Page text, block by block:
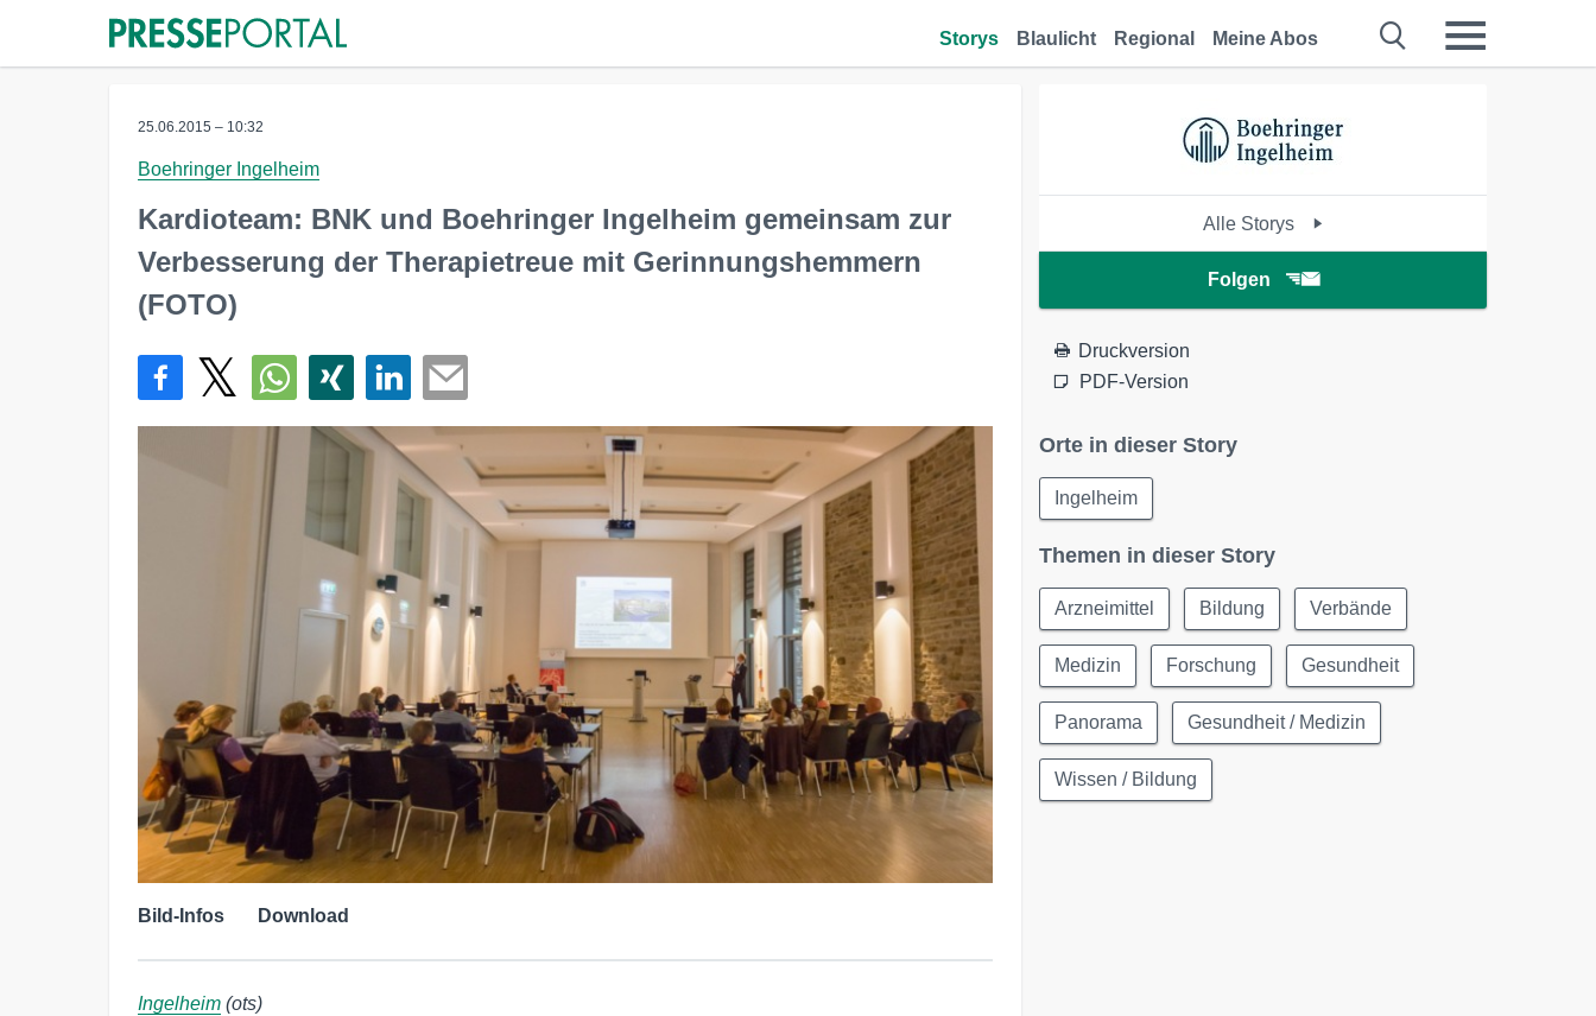
Storys Blaulicht Regional Meine Abos
25.06.2015 – 10:32
Boehringer Ingelheim
Kardioteam: BNK und Boehringer Ingelheim gemeinsam zur
Verbesserung der Therapietreue mit Gerinnungshemmern
(FOTO)
Bild-Infos Download
Ingelheim (ots)
Alle Storys
Folgen
Druckversion
PDF-Version
Orte in dieser Story
Ingelheim
Themen in dieser Story
Arzneimittel Bildung Verbände
Medizin Forschung Gesundheit
Panorama Gesundheit / Medizin
Wissen / Bildung